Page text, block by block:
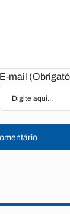
E-mail